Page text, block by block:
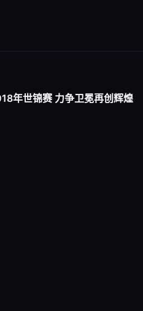
年世锦赛 力争卫冕再创辉煌